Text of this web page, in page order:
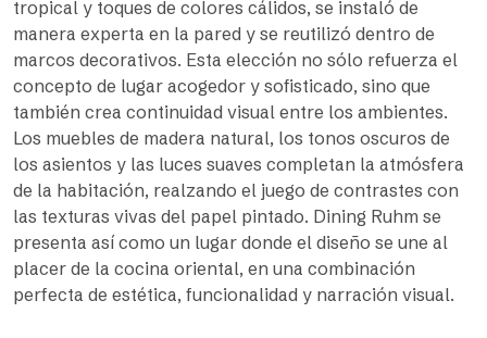
tropical y toques de colores cálidos, se instaló de
manera experta en la pared y se reutilizó dentro de
marcos decorativos. Esta elección no sólo refuerza el
concepto de lugar acogedor y sofisticado, sino que
también crea continuidad visual entre los ambientes.
Los muebles de madera natural, los tonos oscuros de
los asientos y las luces suaves completan la atmósfera
de la habitación, realzando el juego de contrastes con
las texturas vivas del papel pintado. Dining Ruhm se
presenta así como un lugar donde el diseño se une al
placer de la cocina oriental, en una combinación
perfecta de estética, funcionalidad y narración visual.